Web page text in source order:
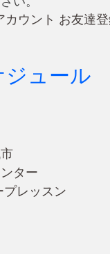
ウント お友達
ジュール
ター
プレッスン